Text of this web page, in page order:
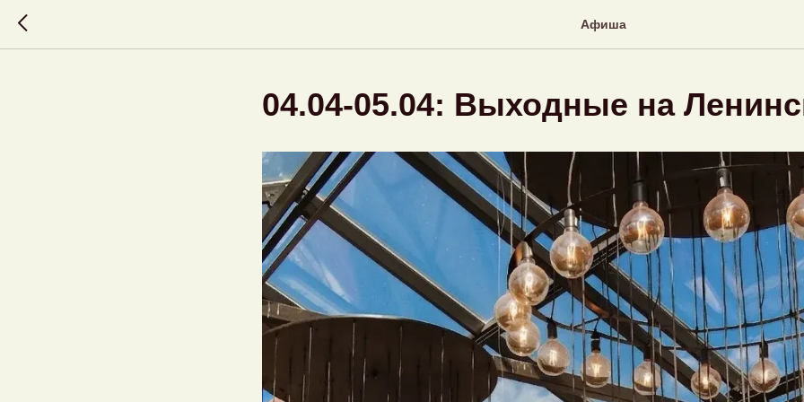
Афиша
04.04-05.04: Выходные на